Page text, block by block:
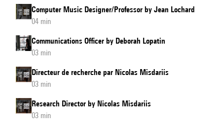
Computer Music Designer/Professor by Jean Lochard
04 min
Communications Officer by Deborah Lopatin
03 min
Directeur de recherche par Nicolas Misdariis
03 min
Research Director by Nicolas Misdariis
03 min